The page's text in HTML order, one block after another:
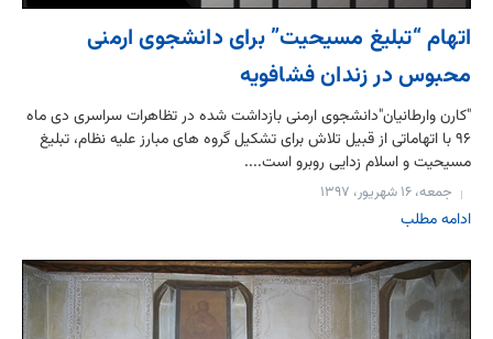
اتهام “تبلیغ مسیحیت” برای دانشجوی ارمنی
محبوس در زندان فشافویه
"کارن وارطانیان"دانشجوی ارمنی بازداشت شده در تظاهرات سراسری دی ماه
۹۶ با اتهاماتی از قبیل تلاش برای تشکیل گروه های مبارز علیه نظام، تبلیغ
مسیحیت و اسلام زدایی روبرو است....
جمعه، ۱۶ شهریور، ۱۳۹۷
ادامه مطلب